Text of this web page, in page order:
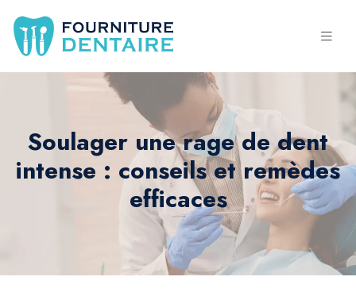
Soulager une rage de dent
intense : conseils et remèdes
efficaces